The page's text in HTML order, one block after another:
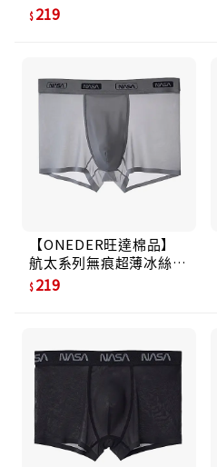
身褲/ 莫代爾丈青/ M
219
【ONEDER旺達棉品】
航太系列無痕超薄冰絲貼
身褲/ 冰透灰/ M
219